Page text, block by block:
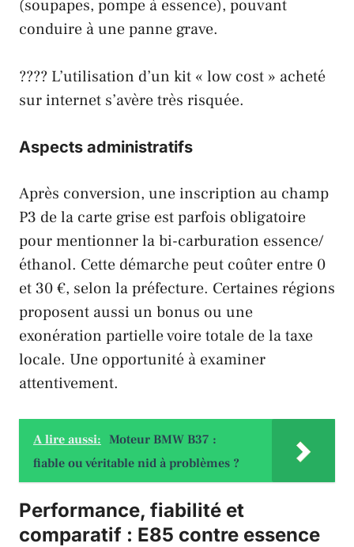
(soupapes, pompe à essence), pouvant
conduire à une panne grave.
???? L’utilisation d’un kit « low cost » acheté
sur internet s’avère très risquée.
Aspects administratifs
Après conversion, une inscription au champ
P3 de la carte grise est parfois obligatoire
pour mentionner la bi-carburation essence/
éthanol. Cette démarche peut coûter entre 0
et 30 €, selon la préfecture. Certaines régions
proposent aussi un bonus ou une
exonération partielle voire totale de la taxe
locale. Une opportunité à examiner
attentivement.
A lire aussi: Moteur BMW B37 :
fiable ou véritable nid à problèmes ?
Performance, fiabilité et
comparatif : E85 contre essence